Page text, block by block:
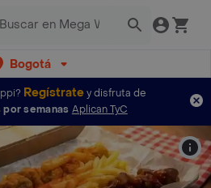
Bogotá
Regístratey disfruta de
semanas Aplican TyC